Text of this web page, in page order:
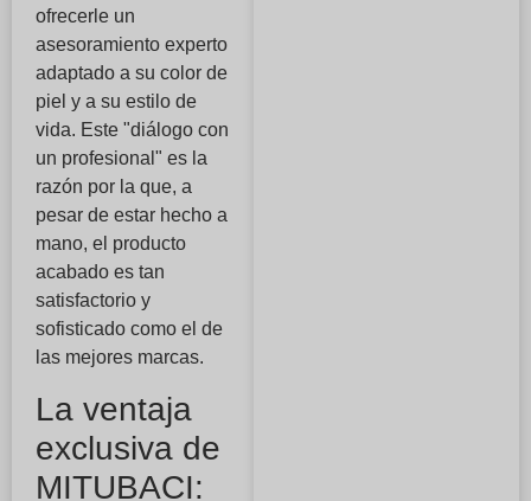
ofrecerle un
asesoramiento experto
adaptado a su color de
piel y a su estilo de
vida. Este "diálogo con
un profesional" es la
razón por la que, a
pesar de estar hecho a
mano, el producto
acabado es tan
satisfactorio y
sofisticado como el de
las mejores marcas.
La ventaja
exclusiva de
MITUBACI: